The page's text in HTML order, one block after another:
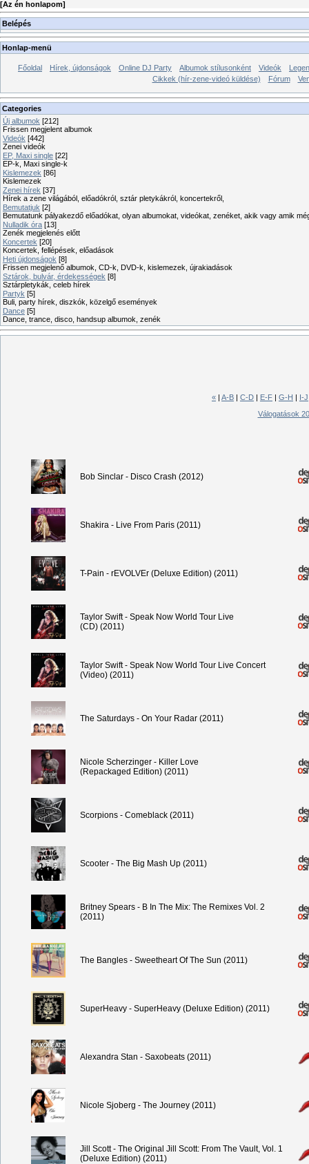
[Az én honlapom]
Belépés
Honlap-menü
Főoldal Hírek, újdonságok Online DJ Party Albumok stílusonként Videók
Cikkek (hír-zene-videó küldése)
Fórum
Categories
Új albumok [212]
Frissen megjelent albumok
Videók [442]
Zenei videók
EP, Maxi single [22]
EP-k, Maxi single-k
Kislemezek [86]
Kislemezek
Zenei hírek [37]
Hírek a zene világából, előadókról, sztár pletykákról, koncertekről,
Bemutatjuk [2]
Bemutatunk pályakezdő előadókat, olyan albumokat, videókat, zenéket, akik vagy amik
Nulladik óra [13]
Zenék megjelenés előtt
Koncertek [20]
Koncertek, fellépések, előadások
Heti újdonságok [8]
Frissen megjelenő albumok, CD-k, DVD-k, kislemezek, újrakiadások
Sztárok, bulvár, érdekességek [8]
Sztárpletykák, celeb hírek
Partyk [5]
Buli, party hírek, diszkók, közelgő események
Dance [5]
Dance, trance, disco, handsup albumok, zenék
« | A-B | C-D | E-F | G-H | I-J
Válogatások
Bob Sinclar - Disco Crash (2012)
Shakira - Live From Paris (2011)
T-Pain - rEVOLVEr (Deluxe Edition) (2011)
Taylor Swift - Speak Now World Tour Live
(CD) (2011)
Taylor Swift - Speak Now World Tour Live Concert
(Video) (2011)
The Saturdays - On Your Radar (2011)
Nicole Scherzinger - Killer Love
(Repackaged Edition) (2011)
Scorpions - Comeblack (2011)
Scooter - The Big Mash Up (2011)
Britney Spears - B In The Mix: The Remixes Vol. 2
(2011)
The Bangles - Sweetheart Of The Sun (2011)
SuperHeavy - SuperHeavy (Deluxe Edition) (2011)
Alexandra Stan - Saxobeats (2011)
Nicole Sjoberg - The Journey (2011)
Jill Scott - The Original Jill Scott: From The Vault, Vol. 1
(Deluxe Edition) (2011)